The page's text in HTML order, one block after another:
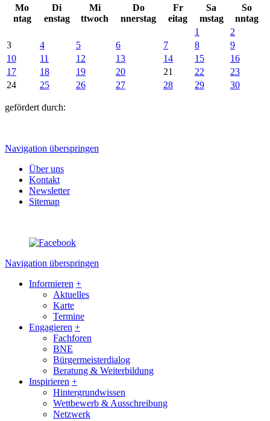
Mo
ntag
Di
enstag
Mi
ttwoch
Do
nnerstag
Fr
eitag
Sa
mstag
So
nntag
1
2
3
4 5 6 7 8
9
10
11 12 13 14 15
16
17
18 19 20 21 22
23
24
25 26 27 28 29 30
gefördert durch:
Navigation überspringen
Über uns
Kontakt
Newsletter
Sitemap
Navigation überspringen
Informieren +
Aktuelles
Karte
Termine
Engagieren +
Fachforen
BNE
Bürgermeisterdialog
Beratung & Weiterbildung
Inspirieren +
Hintergrundwissen
Wettbewerb & Ausschreibung
Netzwerk